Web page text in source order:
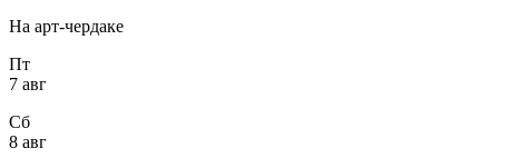
На арт-чердаке
Пт
7 авг
Сб
8 авг